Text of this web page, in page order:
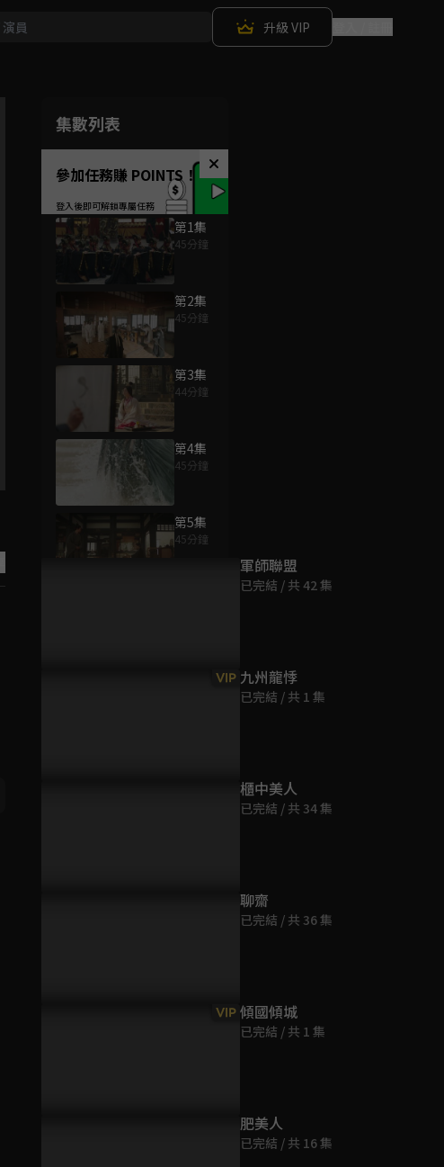
升級 VIP
集數列表
參加任務賺 POINTS！
第1集
45分鐘
第2集
45分鐘
第3集
44分鐘
第4集
45分鐘
第5集
45分鐘
為您推薦
軍師聯盟
已完結 / 共 42 集
VIP 九州龍悸
已完結 / 共 1 集
櫃中美人
已完結 / 共 34 集
聊齋
已完結 / 共 36 集
VIP 傾國傾城
已完結 / 共 1 集
肥美人
已完結 / 共 16 集